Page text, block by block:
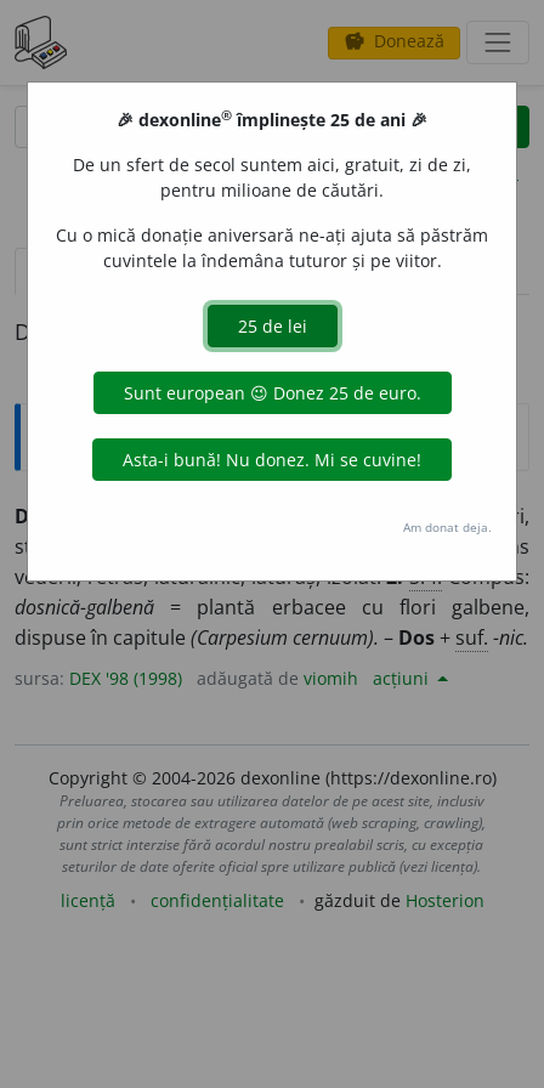
savings Donează
clear
opțiuni
definiții (1)
Definiția cu ID-ul 45515:
Explicative DEX
D
(Despre locuri,
străzi, clădiri etc.) Care se află mai la o parte, mai ascuns
vederii; retras, lăturalnic, lăturaș, izolat.2. S. f.Compus:
dosnică-galbenă = plantă erbacee cu flori galbene,
dispuse în capitule (Carpesium cernuum). – Dos+ suf. -nic.
sursa: DEX '98 (1998) adăugată de viomih acțiuni
Copyright © 2004-2026 dexonline (https://dexonline.ro)
Preluarea, stocarea sau utilizarea datelor de pe acest site, inclusiv
prin orice metode de extragere automată (web scraping, crawling),
sunt strict interzise fără acordul nostru prealabil scris, cu excepția
seturilor de date oferite oficial spre utilizare publică (vezi licența).
licență confidențialitate găzduit de Hosterion
🎉 dexonline® împlinește 25 de ani 🎉
De un sfert de secol suntem aici, gratuit, zi de zi,
pentru milioane de căutări.
Cu o mică donație aniversară ne-ați ajuta să păstrăm
cuvintele la îndemâna tuturor și pe viitor.
Am donat deja.